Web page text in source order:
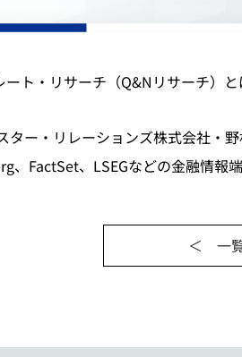
ト・リサーチ（Q&Nリサーチ）と
ター・リレーションズ株式会社・
FactSet、LSEGなどの金融情報端
＜ 一